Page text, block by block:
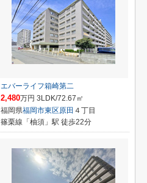
エバーライフ箱崎第二
2,480万円 3LDK/72.67㎡
福岡県福岡市東区原田 ４丁目
篠栗線「柚須」駅 徒歩22分